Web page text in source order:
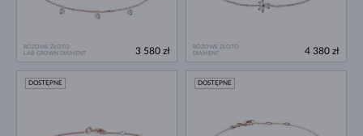
RÓŻOWE ZŁOTO
LAB GROWN DIAMENT
3 580 zł
RÓŻOWE ZŁOTO
DIAMENT
4 380 zł
DOSTĘPNE DOSTĘPNE